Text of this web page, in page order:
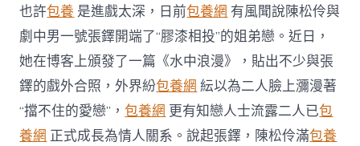
也許包養 是進戲太深，日前包養網 有風聞說陳松伶與
劇中男一號張鐸開端了“膠漆相投”的姐弟戀。近日，
她在博客上頒發了一篇《水中浪漫》，貼出不少與張
鐸的戲外合照，外界紛包養網 紜以為二人臉上瀰漫著
“擋不住的愛戀”，包養網 更有知戀人士流露二人已包
養網 正式成長為情人關系。說起張鐸，陳松伶滿包養